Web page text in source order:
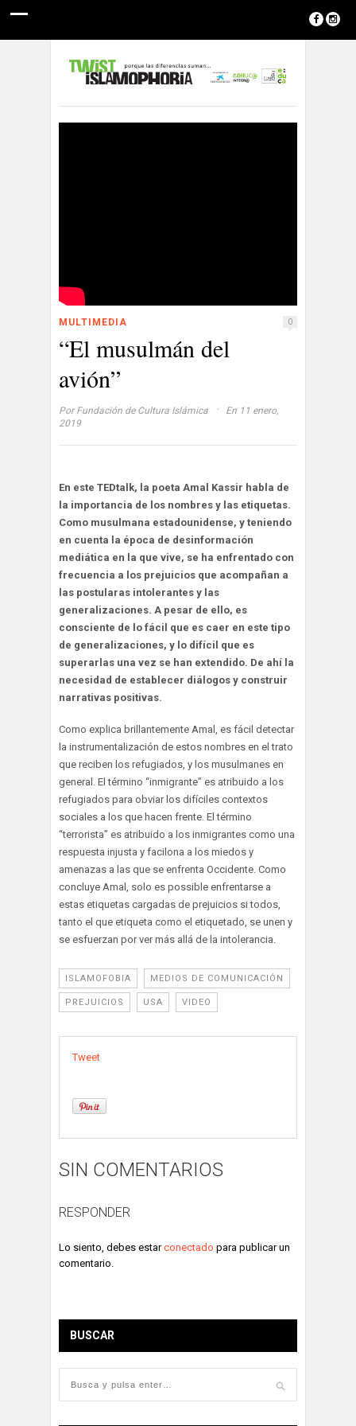
MULTIMEDIA 0
“El musulmán del
avión”
Por Fundación de Cultura Islámica ·
En 11 enero,
2019
En este TEDtalk, la poeta Amal Kassir habla de
la importancia de los nombres y las etiquetas.
Como musulmana estadounidense, y teniendo
en cuenta la época de desinformación
mediática en la que vive, se ha enfrentado con
frecuencia a los prejuicios que acompañan a
las postularas intolerantes y las
generalizaciones. A pesar de ello, es
consciente de lo fácil que es caer en este tipo
de generalizaciones, y lo difícil que es
superarlas una vez se han extendido. De ahí la
necesidad de establecer diálogos y construir
narrativas positivas.
Como explica brillantemente Amal, es fácil detectar
la instrumentalización de estos nombres en el trato
que reciben los refugiados, y los musulmanes en
general. El término “inmigrante” es atribuido a los
refugiados para obviar los difíciles contextos
sociales a los que hacen frente. El término
“terrorista” es atribuido a los inmigrantes como una
respuesta injusta y facilona a los miedos y
amenazas a las que se enfrenta Occidente. Como
concluye Amal, solo es possible enfrentarse a
estas etiquetas cargadas de prejuicios si todos,
tanto el que etiqueta como el etiquetado, se unen y
se esfuerzan por ver más allá de la intolerancia.
ISLAMOFOBIA MEDIOS DE COMUNICACIÓN
PREJUICIOS USA VIDEO
Tweet
SIN COMENTARIOS
RESPONDER
Lo siento, debes estarconectado para publicar un
comentario.
BUSCAR